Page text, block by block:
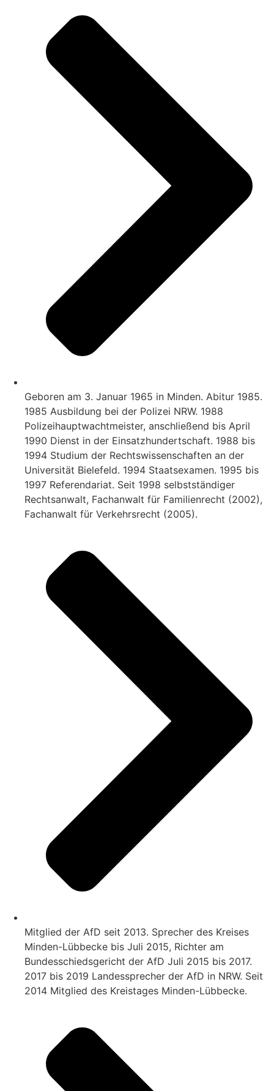
Geboren am 3. Januar 1965 in Minden. Abitur 1985.
1985 Ausbildung bei der Polizei NRW. 1988
Polizeihauptwachtmeister, anschließend bis April
1990 Dienst in der Einsatzhundertschaft. 1988 bis
1994 Studium der Rechtswissenschaften an der
Universität Bielefeld. 1994 Staatsexamen. 1995 bis
1997 Referendariat. Seit 1998 selbstständiger
Rechtsanwalt, Fachanwalt für Familienrecht (2002),
Fachanwalt für Verkehrsrecht (2005).
Mitglied der AfD seit 2013. Sprecher des Kreises
Minden-Lübbecke bis Juli 2015, Richter am
Bundesschiedsgericht der AfD Juli 2015 bis 2017.
2017 bis 2019 Landessprecher der AfD in NRW. Seit
2014 Mitglied des Kreistages Minden-Lübbecke.